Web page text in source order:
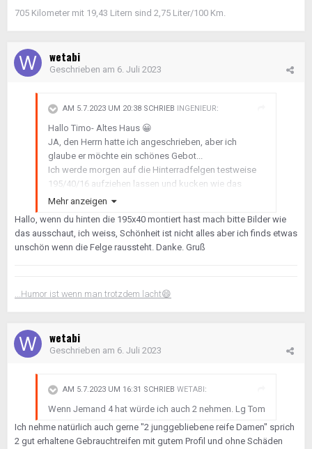
705 Kilometer mit 19,43 Litern sind 2,75 Liter/100 Km.
wetabi
Geschrieben am 6. Juli 2023
AM 5.7.2023 UM 20:38 SCHRIEB INGENIEUR:
Hallo Timo- Altes Haus 😀
JA, den Herrn hatte ich angeschrieben, aber ich
glaube er möchte ein schönes Gebot...
Ich werde morgen auf die Hinterradfelgen testweise
195/40/16 aufziehen lassen und kucken wie das
aussieht und wie es sich fährt.
Reifenmaterial. Den Hinweis alle 4 Räder in 205/40/16
zu montieren finde ich doof, da es nur wenige und
seltsame Reifenfabrikate gibt.
Viele Grüße
Mehr anzeigen
Hallo, wenn du hinten die 195x40 montiert hast mach bitte Bilder wie
das ausschaut, ich weiss, Schönheit ist nicht alles aber ich finds etwas
unschön wenn die Felge raussteht. Danke. Gruß
...Humor ist wenn man trotzdem lacht😄
wetabi
Geschrieben am 6. Juli 2023
AM 5.7.2023 UM 16:31 SCHRIEB WETABI :
Wenn Jemand 4 hat würde ich auch 2 nehmen. Lg Tom
Ich nehme natürlich auch gerne "2 junggebliebene reife Damen" sprich
2 gut erhaltene Gebrauchtreifen mit gutem Profil und ohne Schäden